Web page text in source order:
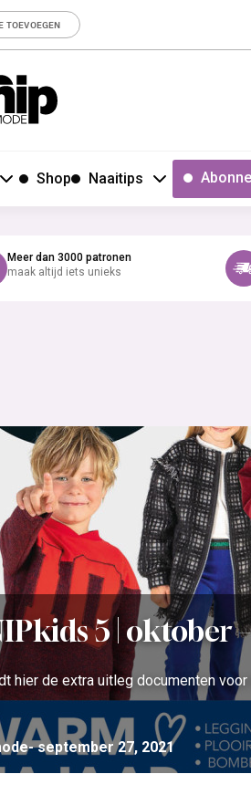
TOEVOEGEN
Shop Naaitips
Meer dan 3000 patronen
maak altijd iets unieks
5 | oktober
hier de extra uitleg documenten
september 27, 2021